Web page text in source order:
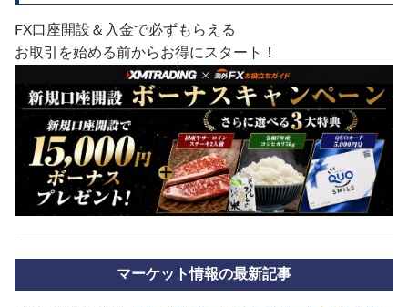
FX口座開設＆入金で必ずもらえる
お取引を始める前からお得にスタート！
マーケット情報の最新記事